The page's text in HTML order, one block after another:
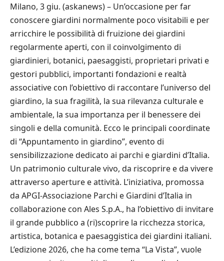
Milano, 3 giu. (askanews) – Un’occasione per far
conoscere giardini normalmente poco visitabili e per
arricchire le possibilità di fruizione dei giardini
regolarmente aperti, con il coinvolgimento di
giardinieri, botanici, paesaggisti, proprietari privati e
gestori pubblici, importanti fondazioni e realtà
associative con l’obiettivo di raccontare l’universo del
giardino, la sua fragilità, la sua rilevanza culturale e
ambientale, la sua importanza per il benessere dei
singoli e della comunità. Ecco le principali coordinate
di “Appuntamento in giardino”, evento di
sensibilizzazione dedicato ai parchi e giardini d’Italia.
Un patrimonio culturale vivo, da riscoprire e da vivere
attraverso aperture e attività. L’iniziativa, promossa
da APGI-Associazione Parchi e Giardini d’Italia in
collaborazione con Ales S.p.A., ha l’obiettivo di invitare
il grande pubblico a (ri)scoprire la ricchezza storica,
artistica, botanica e paesaggistica dei giardini italiani.
L’edizione 2026, che ha come tema “La Vista”, vuole